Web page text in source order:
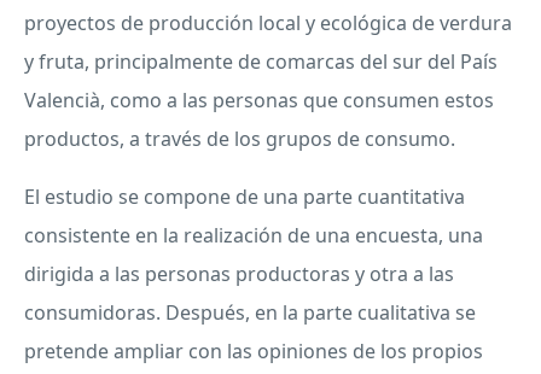
proyectos de producción local y ecológica de verdura
y fruta, principalmente de comarcas del sur del País
Valencià, como a las personas que consumen estos
productos, a través de los grupos de consumo.
El estudio se compone de una parte cuantitativa
consistente en la realización de una encuesta, una
dirigida a las personas productoras y otra a las
consumidoras. Después, en la parte cualitativa se
pretende ampliar con las opiniones de los propios